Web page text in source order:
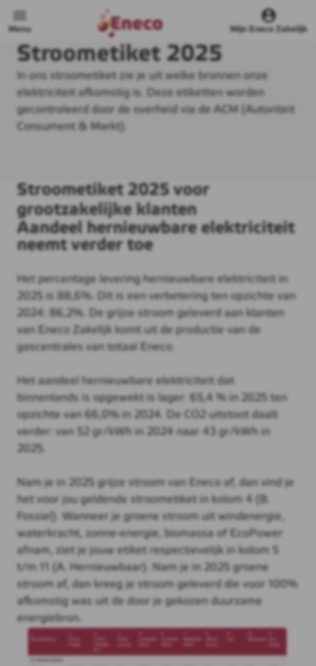
Menu Mijn Eneco Zakelijk
Stroometiket 2025
In ons stroometiket zie je uit welke bronnen onze
elektriciteit afkomstig is. Deze etiketten worden
gecontroleerd door de overheid via de ACM (Autoriteit
Consument & Markt).
Stroometiket 2025 voor
grootzakelijke klanten
Aandeel hernieuwbare elektriciteit
neemt verder toe
Het percentage levering hernieuwbare elektriciteit in
2025 is 88,6%. Dit is een verbetering ten opzichte van
2024: 86,2%. De grijze stroom geleverd aan klanten
van Eneco Zakelijk komt uit de productie van de
gascentrales van totaal Eneco.
Het aandeel hernieuwbare elektriciteit dat
binnenlands is opgewekt is lager: 65,4 % in 2025 ten
opzichte van 66,0% in 2024. De CO2 uitstoot daalt
verder: van 52 gr/kWh in 2024 naar 43 gr/kWh in
2025.
Nam je in 2025 grijze stroom van Eneco af, dan vind je
het voor jou geldende stroometiket in kolom 4 (B.
Fossiel). Wanneer je groene stroom uit windenergie,
waterkracht, zonne-energie, biomassa of EcoPower
afnam, ziet je jouw etiket respectievelijk in kolom 5
t/m 11 (A. Hernieuwbaar). Nam je in 2025 groene
stroom af, dan kreeg je stroom geleverd die voor 100%
afkomstig was uit de door je gekozen duurzame
energiebron.